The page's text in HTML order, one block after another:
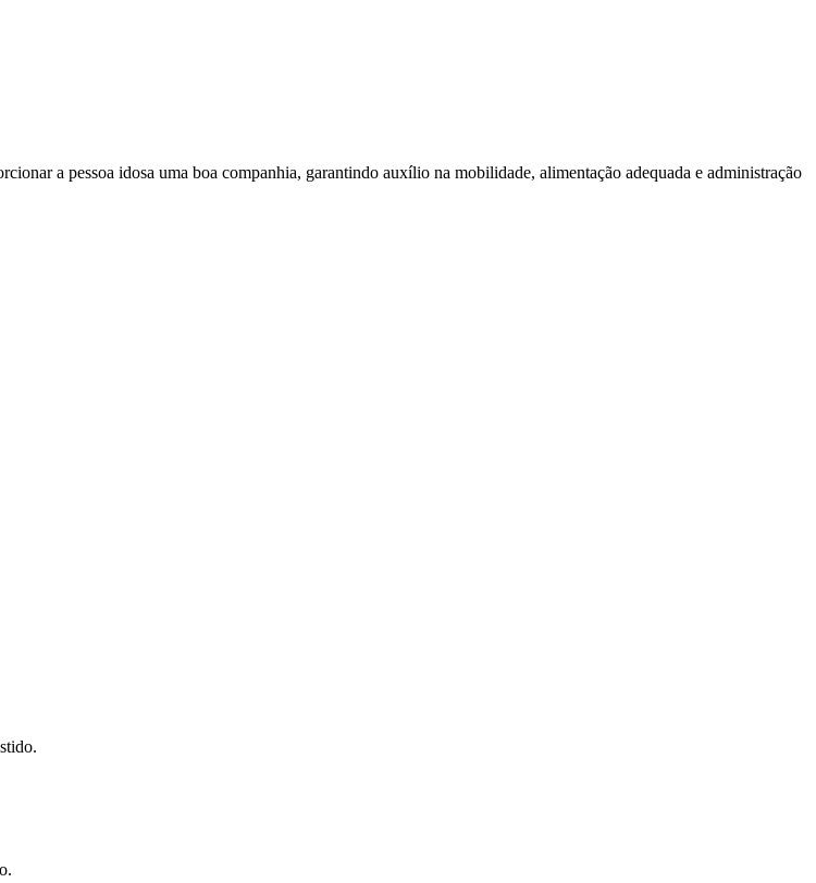
a pessoa idosa uma boa companhia, garantindo auxílio na mobilidade, alimentação adequada e administração